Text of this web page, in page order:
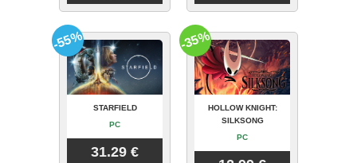
STARFIELD
PC
31.29 €
-55%
HOLLOW KNIGHT:
SILKSONG
PC
-35%